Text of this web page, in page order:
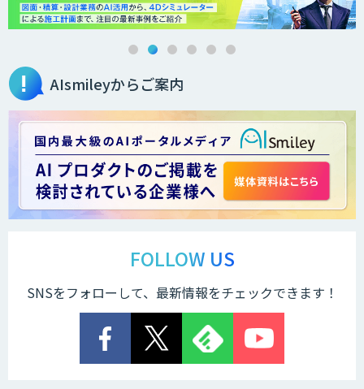
３次元計測アプリRulerless
AIカメラ搭載ドライブレコーダー「VIA
LINE WORKS PaperOn
ス」
TIGEREYE AGENT
AIsmileyからご案内
FOLLOW US
SNSをフォローして、最新情報をチェックできます！